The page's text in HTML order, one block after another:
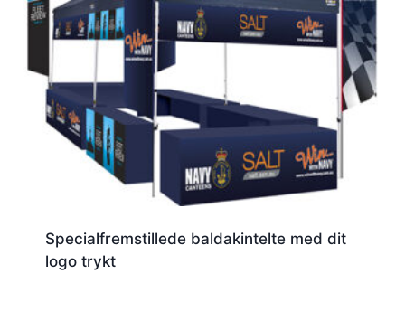
Specialfremstillede baldakintelte med dit
logo trykt